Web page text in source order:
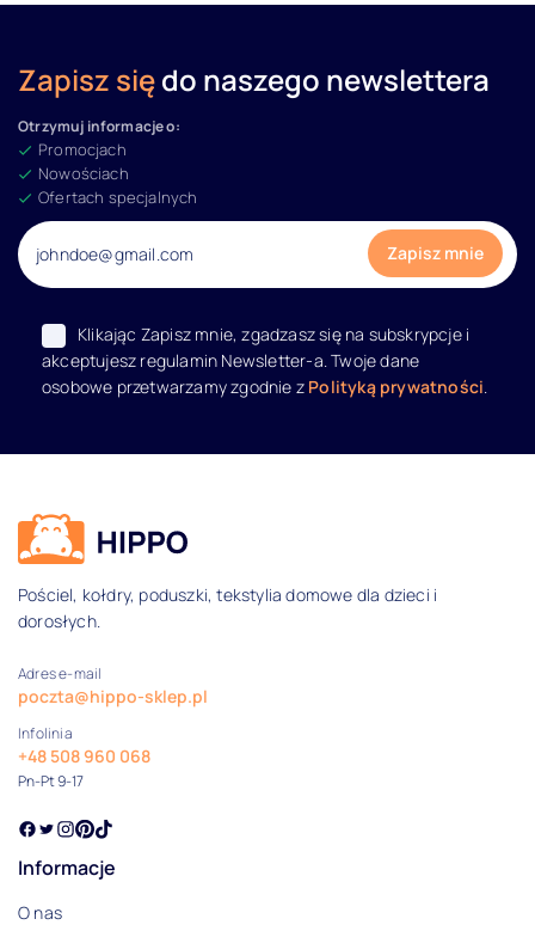
Zapisz siędo naszego newslettera
Otrzymuj informacje o:
Promocjach
Nowościach
Ofertach specjalnych
Klikając Zapisz mnie, zgadzasz się na subskrypcje i
akceptujesz regulamin Newsletter-a. Twoje dane
osobowe przetwarzamy zgodnie z Polityką prywatności.
Dane kontaktowe i informacje
Pościel, kołdry, poduszki, tekstylia domowe dla dzieci i
dorosłych.
Adres e-mail
poczta@hippo-sklep.pl
Infolinia
+48 508 960 068
Pn-Pt 9-17
Informacje
O nas